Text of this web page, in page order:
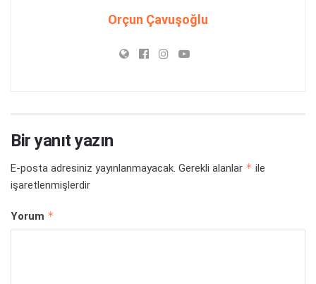
Orçun Çavuşoğlu
Bir yanıt yazın
E-posta adresiniz yayınlanmayacak. Gerekli alanlar * ile
işaretlenmişlerdir
Yorum *